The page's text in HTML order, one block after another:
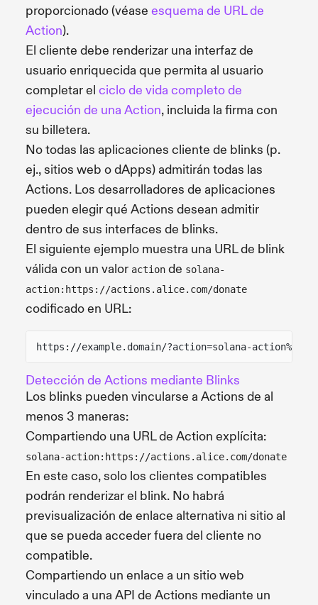
proporcionado (véase esquema de URL de
Action).
El cliente debe renderizar una interfaz de
usuario enriquecida que permita al usuario
completar el ciclo de vida completo de
ejecución de una Action, incluida la firma con
su billetera.
No todas las aplicaciones cliente de blinks (p.
ej., sitios web o dApps) admitirán todas las
Actions. Los desarrolladores de aplicaciones
pueden elegir qué Actions desean admitir
dentro de sus interfaces de blinks.
El siguiente ejemplo muestra una URL de blink
válida con un valor action de solana-
action:https://actions.alice.com/donate
codificado en URL:
https://example.domain/?action=solana-
Detección de Actions mediante Blinks
Los blinks pueden vincularse a Actions de al
menos 3 maneras:
Compartiendo una URL de Action explícita:
solana-action:https://actions.alice.com/donate
En este caso, solo los clientes compatibles
podrán renderizar el blink. No habrá
previsualización de enlace alternativa ni sitio al
que se pueda acceder fuera del cliente no
compatible.
Compartiendo un enlace a un sitio web
vinculado a una API de Actions mediante un